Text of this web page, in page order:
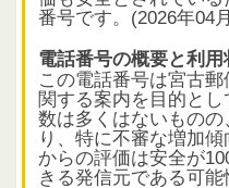
番号です。(2026年04
電話番号の概要と利用
この電話番号は宮古
関する案内を目的と
数は多くはないもの
り、特に不審な増加
からの評価は安全が
きる発信元である可能